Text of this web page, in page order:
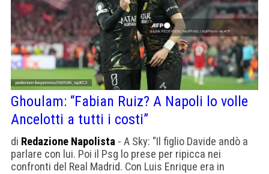
Ghoulam: “Fabian Ruiz? A Napoli lo volle
Ancelotti a tutti i costi”
di Redazione Napolista - A Sky: "Il figlio Davide andò a
parlare con lui. Poi il Psg lo prese per ripicca nei
confronti del Real Madrid. Con Luis Enrique era in